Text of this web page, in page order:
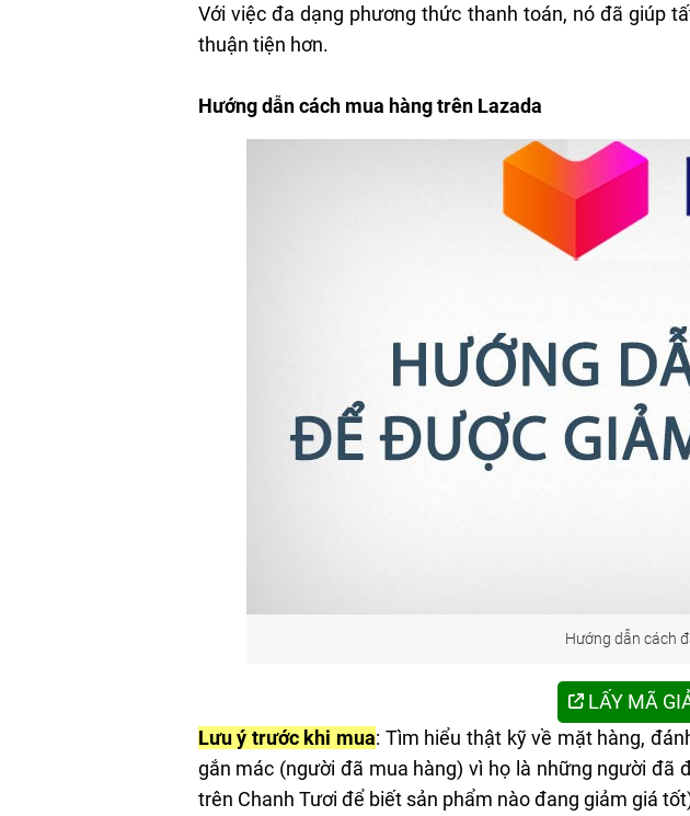
Với việc đa dạng phương thức thanh toán, nó đã giúp
thuận tiện hơn.
Hướng dẫn cách mua hàng trên Lazada
Hướng dẫn cách
LẤY MÃ
Lưu ý trước khi mua: Tìm hiểu thật kỹ về mặt hàng,
gắn mác (người đã mua hàng) vì họ là những người đã
trên Chanh Tươi để biết sản phẩm nào đang giảm giá